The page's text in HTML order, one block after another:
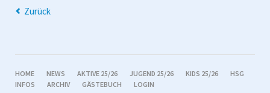
Zurück
NAVIGATION
ÜBERSPRINGEN
HOME NEWS AKTIVE 25/26 JUGEND 25/26 KIDS 25/26
HSG
INFOS
ARCHIV GÄSTEBUCH LOGIN